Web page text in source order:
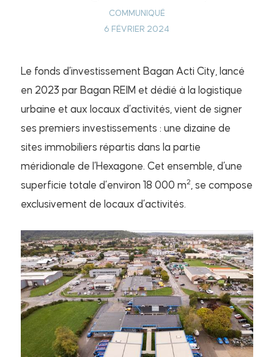
COMMUNIQUÉ
6 FÉVRIER 2024
Le fonds d’investissement Bagan Acti City, lancé
en 2023 par Bagan REIM et dédié à la logistique
urbaine et aux locaux d’activités, vient de signer
ses premiers investissements : une dizaine de
sites immobiliers répartis dans la partie
méridionale de l’Hexagone. Cet ensemble, d’une
superficie totale d’environ 18 000 m2, se compose
exclusivement de locaux d’activités.